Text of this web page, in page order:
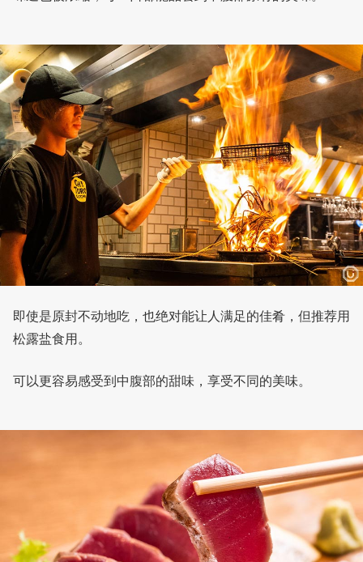
即使是原封不动地吃，也绝对能让人满足的佳肴，但推荐用
松露盐食用。
可以更容易感受到中腹部的甜味，享受不同的美味。